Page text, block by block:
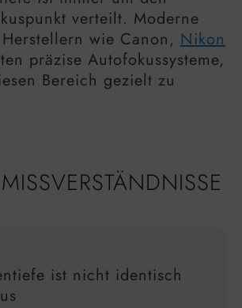
verteilt. Moderne
wie Canon, Nikon
präzise Autofokussysteme,
Bereich gezielt zu
ist nicht identisch